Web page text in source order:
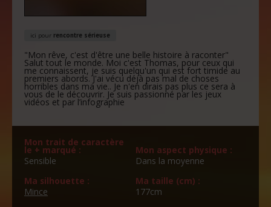
ici pour rencontre sérieuse
"Mon rêve, c'est d'être une belle histoire à raconter"
Salut tout le monde. Moi c'est Thomas, pour ceux qui
me connaissent, je suis quelqu'un qui est fort timide au
premiers abords. J'ai vécu déjà pas mal de choses
horribles dans ma vie.. Je n'en dirais pas plus ce sera à
vous de le découvrir. Je suis passionné par les jeux
vidéos et par l’infographie
Mon trait de caractère
le + marqué :
Sensible
Mon aspect physique :
Dans la moyenne
Ma silhouette :
Mince
Ma taille (cm) :
177cm